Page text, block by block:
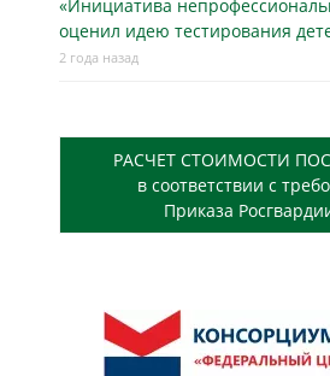
«Инициатива
оценил идею тестирования
2 года назад
РАСЧЕТ СТОИМОСТИ
в соответствии с
Приказа